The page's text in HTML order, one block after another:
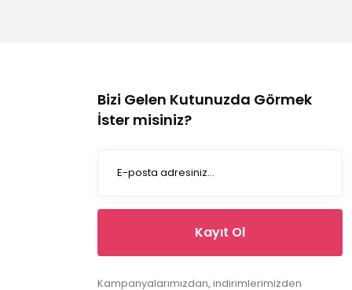
Bizi Gelen Kutunuzda Görmek
İster misiniz?
Kayıt Ol
Kampanyalarımızdan, indirimlerimizden